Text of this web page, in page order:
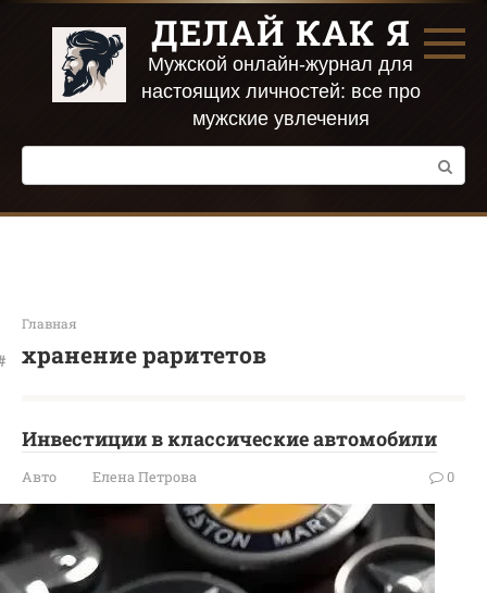
Перейти
контенту
ДЕЛАЙ КАК Я
Мужской онлайн-журнал для
настоящих личностей: все про
мужские увлечения
Поиск:
Главная
хранение раритетов
Инвестиции в классические автомобили
Авто Елена Петрова 0